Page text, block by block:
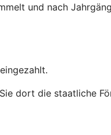
und nach
dort die staatliche